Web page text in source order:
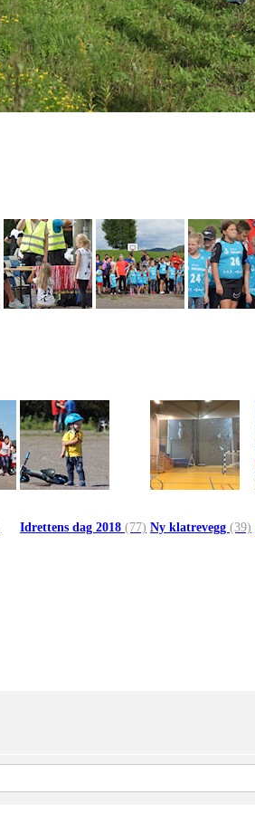
Idrettens dag 2018 (77) Ny klatrevegg (39)